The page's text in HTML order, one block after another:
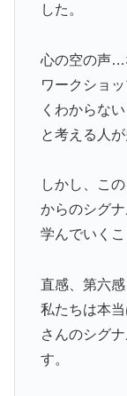
した。
心の空の声…
ワークショ
くわからな
と考える人
しかし、こ
からのシグ
学んでいくこ
直感、第六
私たちは本
さんのシグ
す。